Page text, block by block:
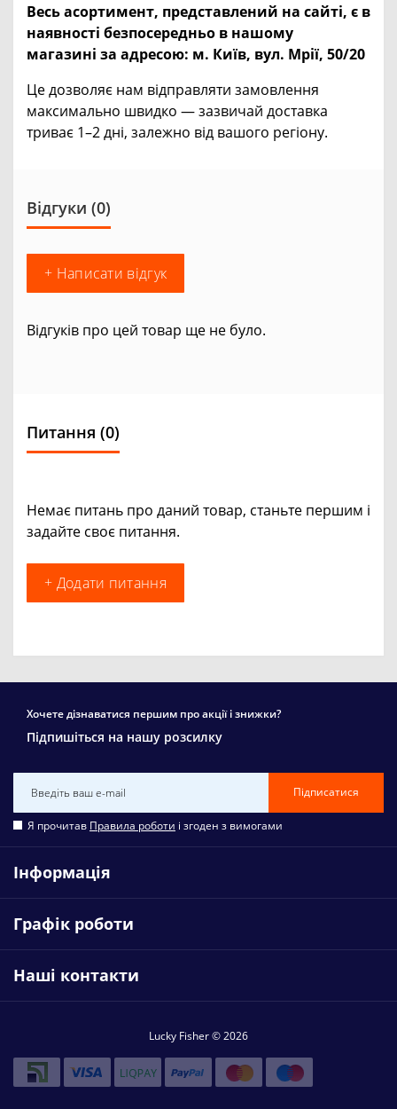
Весь асортимент, представлений на сайті, є в
наявності безпосередньо в нашому
магазині за адресою: м. Київ, вул. Мрії, 50/20
Це дозволяє нам відправляти замовлення
максимально швидко — зазвичай доставка
триває 1–2 дні, залежно від вашого регіону.
Відгуки (0)
+ Написати відгук
Відгуків про цей товар ще не було.
Питання (0)
Немає питань про даний товар, станьте першим і
задайте своє питання.
+ Додати питання
Хочете дізнаватися першим про акції і знижки?
Підпишіться на нашу розсилку
Підписатися
Я прочитав Правила роботи і згоден з вимогами
Інформація
Графік роботи
Наші контакти
Lucky Fisher © 2026